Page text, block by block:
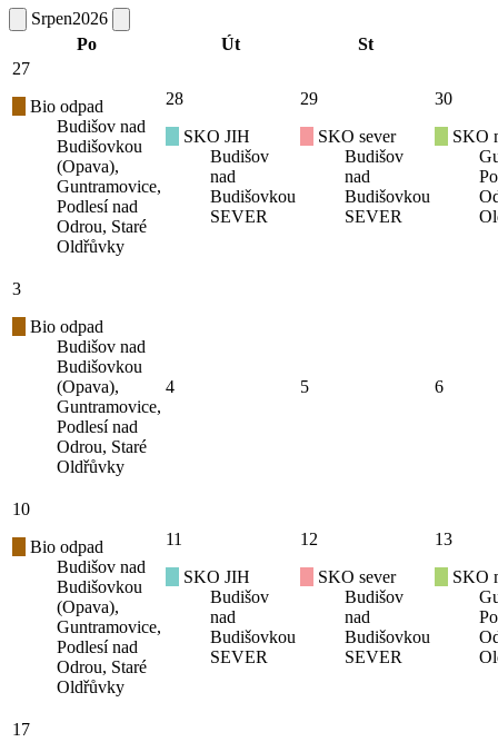
Srpen2026
Po
Út
St
27
Bio odpad
Budišov nad
Budišovkou
(Opava),
Guntramovice,
Podlesí nad
Odrou, Staré
Oldřůvky
28
SKO JIH
Budišov
nad
Budišovkou
SEVER
29
SKO sever
Budišov
nad
Budišovkou
SEVER
30
SKO
3
Bio odpad
Budišov nad
Budišovkou
(Opava),
Guntramovice,
Podlesí nad
Odrou, Staré
Oldřůvky
4 5 6
10
Bio odpad
Budišov nad
Budišovkou
(Opava),
Guntramovice,
Podlesí nad
Odrou, Staré
Oldřůvky
11
SKO JIH
Budišov
nad
Budišovkou
SEVER
12
SKO sever
Budišov
nad
Budišovkou
SEVER
13
SKO
17